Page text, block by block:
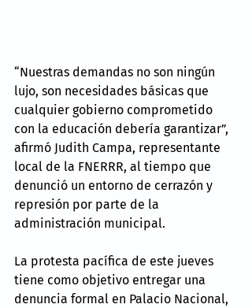
“Nuestras demandas no son ningún
lujo, son necesidades básicas que
cualquier gobierno comprometido
con la educación debería garantizar”,
afirmó Judith Campa, representante
local de la FNERRR, al tiempo que
denunció un entorno de cerrazón y
represión por parte de la
administración municipal.
La protesta pacífica de este jueves
tiene como objetivo entregar una
denuncia formal en Palacio Nacional,